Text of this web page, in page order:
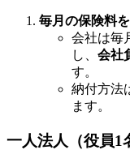
毎月の保険料
会社は毎
し、 会社
す。
納付方法
ます。
一人法人（役員1